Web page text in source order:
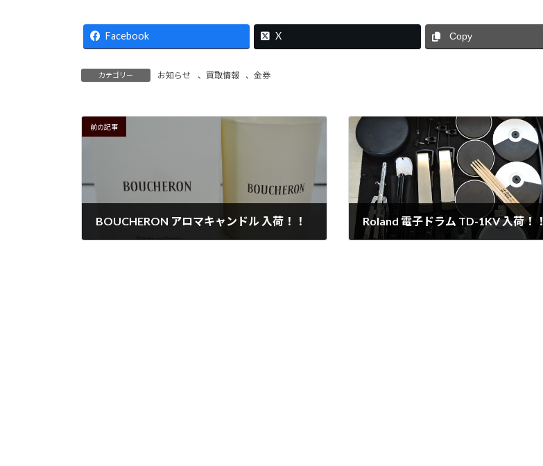
Facebook X Copy
カテゴリー お知らせ 、 買取情報 、金券
前の記事
BOUCHERON アロマキャンドル 入荷！！ Roland 電子ドラム TD-1KV 入荷！！